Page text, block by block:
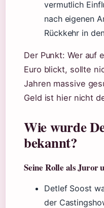
vermutlich
nach eigenen
Rückkehr in
Der Punkt: Wer auf
Euro blickt, sollte
Jahren massive
Geld ist hier nicht
Wie wurde
bekannt?
Seine Rolle als Juror
Detlef Soost
der